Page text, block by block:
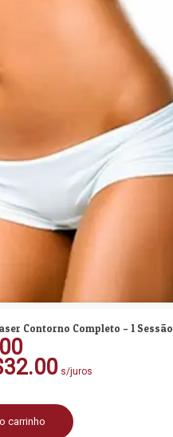
Contorno Completo – 1 Sessão
32.00 s/juros
carrinho